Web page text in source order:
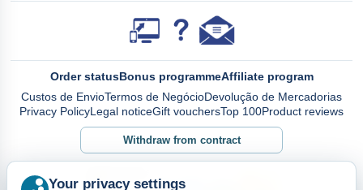
Order statusBonus programmeAffiliate program
Custos de EnvioTermos de NegócioDevolução de Mercadorias
Privacy PolicyLegal noticeGift vouchersTop 100Product reviews
Withdraw from contract
Your privacy settings